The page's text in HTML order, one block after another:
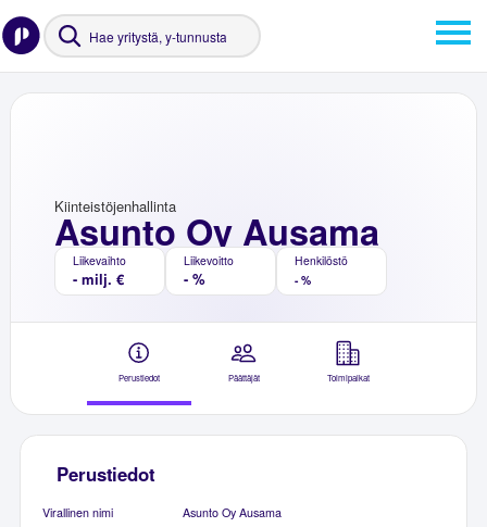
Asunto Oy Ausama
Kiinteistöjenhallinta
Liikevaihto
- milj. €
Liikevoitto
- %
Henkilöstö
- %
Perustiedot Päättäjät Toimipaikat
Perustiedot
Virallinen nimi
Asunto Oy Ausama